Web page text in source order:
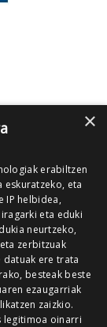
×
erabiltzen
eta
IP helbidea,
eta eduki
neurtzeko,
zerbitzuak
ere trata
besteak beste
ezaugarriak
zaizkio.
legitimoa oinarri